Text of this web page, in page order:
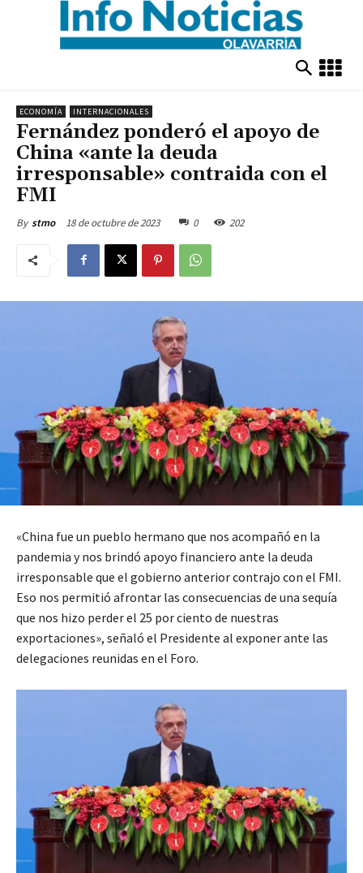
ECONOMÍA INTERNACIONALES
Fernández ponderó el apoyo de
China «ante la deuda
irresponsable» contraida con el
FMI
By stmo 18 de octubre de 2023 0 202
«China fue un pueblo hermano que nos acompañó en la
pandemia y nos brindó apoyo financiero ante la deuda
irresponsable que el gobierno anterior contrajo con el FMI.
Eso nos permitió afrontar las consecuencias de una sequía
que nos hizo perder el 25 por ciento de nuestras
exportaciones», señaló el Presidente al exponer ante las
delegaciones reunidas en el Foro.